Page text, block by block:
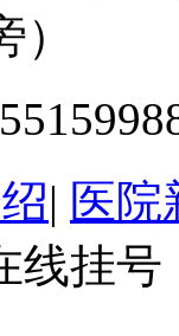
| 医院
线挂号